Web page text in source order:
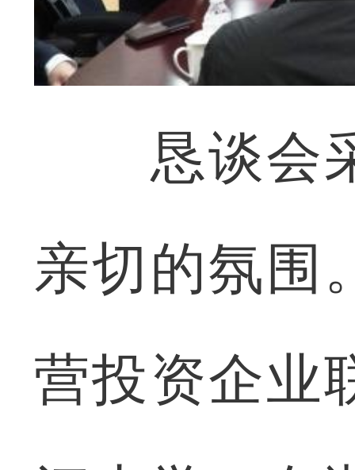
恳谈会采
亲切的氛围
营投资企业